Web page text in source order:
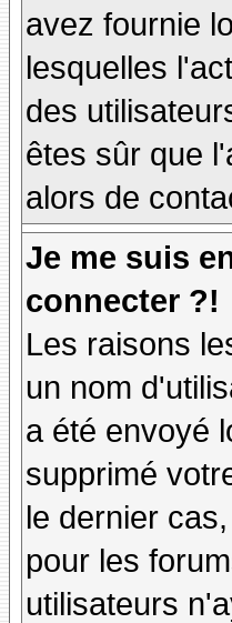
avez fournie
lesquelles
des
êtes sûr que
alors de
Je me suis
connecter ?!
Les raisons
un nom
a été envoyé
supprimé
le dernier
pour les
utilisateurs